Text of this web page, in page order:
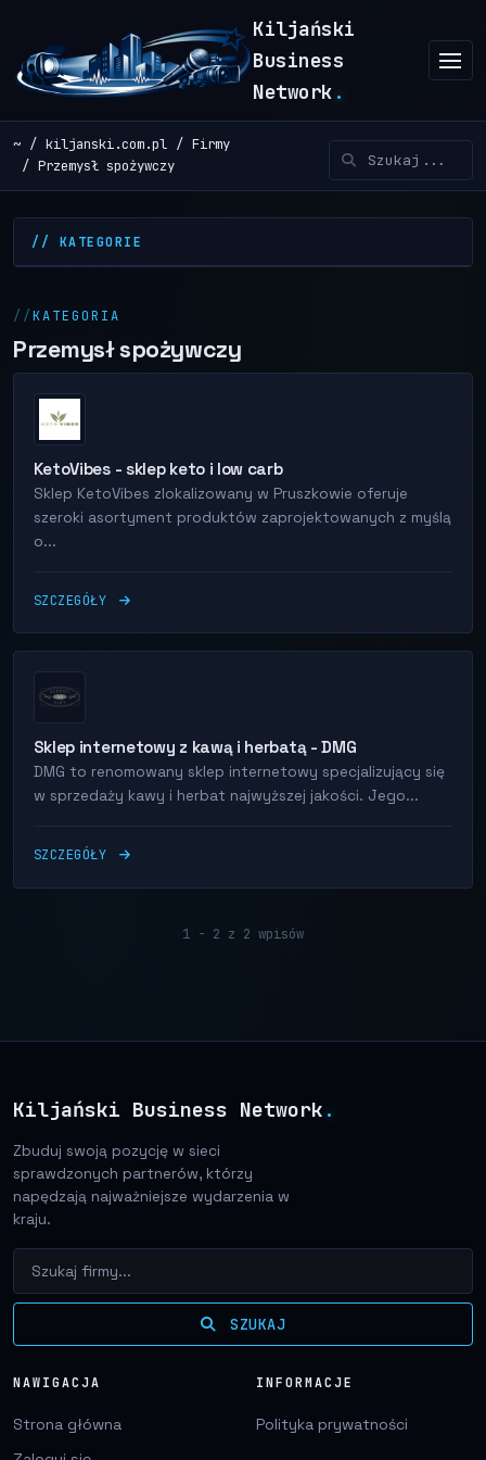
Kiljański
Business
Network .
~ kiljanski.com.pl
Firmy
Przemysł spożywczy
// KATEGORIE
KATEGORIA
Przemysł spożywczy
KetoVibes - sklep keto i low carb
Sklep KetoVibes zlokalizowany w Pruszkowie oferuje
szeroki asortyment produktów zaprojektowanych z myślą
o...
SZCZEGÓŁY
Sklep internetowy z kawą i herbatą - DMG
DMG to renomowany sklep internetowy specjalizujący się
w sprzedaży kawy i herbat najwyższej jakości. Jego...
SZCZEGÓŁY
1 - 2 z 2 wpisów
Kiljański Business Network .
Zbuduj swoją pozycję w sieci
sprawdzonych partnerów, którzy
napędzają najważniejsze wydarzenia w
kraju.
SZUKAJ
NAWIGACJA
Strona główna
INFORMACJE
Polityka prywatności